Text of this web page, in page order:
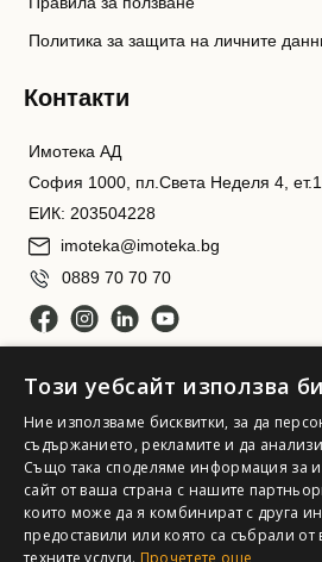
Политика за защита на личните
Контакти
Имотека АД
София 1000, пл.Света Неделя 4, ет.1
ЕИК: 203504228
imoteka@imoteka.bg
0889 70 70 70
Имотека АД. Всички
Този уебсайт използва
Ние използваме бисквитки, за да
съдържанието, рекламите и да
Също така споделяме информация за
сайт от ваша страна с нашите
които може да я комбинират с друга
предоставили или която са събрали
техните услуги. Прочетете още